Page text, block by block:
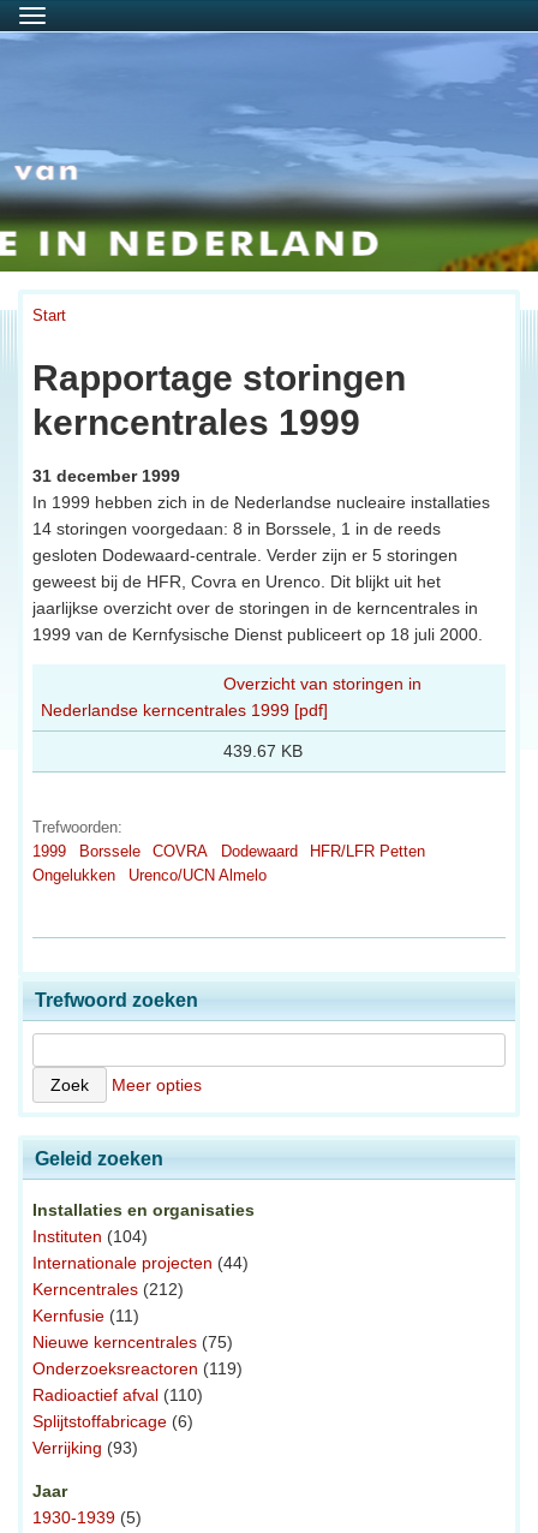
Menu
Start
Rapportage storingen
kerncentrales 1999
31 december 1999
In 1999 hebben zich in de Nederlandse nucleaire installaties
14 storingen voorgedaan: 8 in Borssele, 1 in de reeds
gesloten Dodewaard-centrale. Verder zijn er 5 storingen
geweest bij de HFR, Covra en Urenco. Dit blijkt uit het
jaarlijkse overzicht over de storingen in de kerncentrales in
1999 van de Kernfysische Dienst publiceert op 18 juli 2000.
Overzicht van storingen in
Nederlandse kerncentrales 1999 [pdf]
439.67 KB
Trefwoorden:
1999
Borssele COVRA Dodewaard
HFR/LFR Petten
Ongelukken
Urenco/UCN Almelo
Trefwoord zoeken
Meer opties
Geleid zoeken
Installaties en organisaties
Instituten (104)
Internationale projecten (44)
Kerncentrales (212)
Kernfusie (11)
Nieuwe kerncentrales (75)
Onderzoeksreactoren (119)
Radioactief afval (110)
Splijtstoffabricage (6)
Verrijking (93)
Jaar
1930-1939 (5)